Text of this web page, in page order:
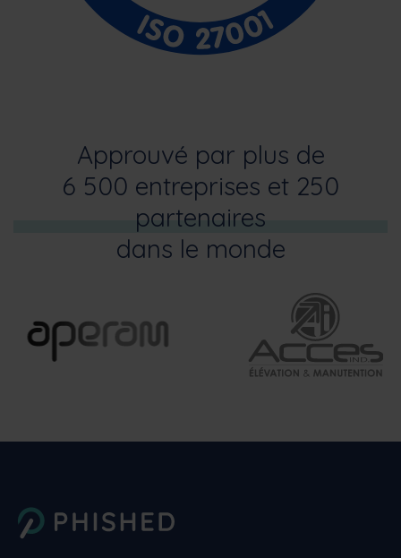
Approuvé par plus de
6 500 entreprises et 250
partenaires
dans le monde